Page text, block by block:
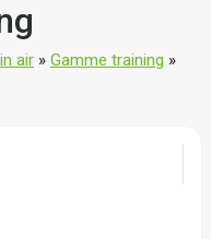
air » Gamme training »